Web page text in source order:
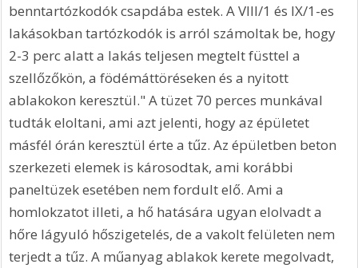
benntartózkodók csapdába estek. A VIII/1 és IX/1-es
lakásokban tartózkodók is arról számoltak be, hogy
2-3 perc alatt a lakás teljesen megtelt füsttel a
szellőzőkön, a födémáttöréseken és a nyitott
ablakokon keresztül." A tüzet 70 perces munkával
tudták eloltani, ami azt jelenti, hogy az épületet
másfél órán keresztül érte a tűz. Az épületben beton
szerkezeti elemek is károsodtak, ami korábbi
paneltüzek esetében nem fordult elő. Ami a
homlokzatot illeti, a hő hatására ugyan elolvadt a
hőre lágyuló hőszigetelés, de a vakolt felületen nem
terjedt a tűz. A műanyag ablakok kerete megolvadt,